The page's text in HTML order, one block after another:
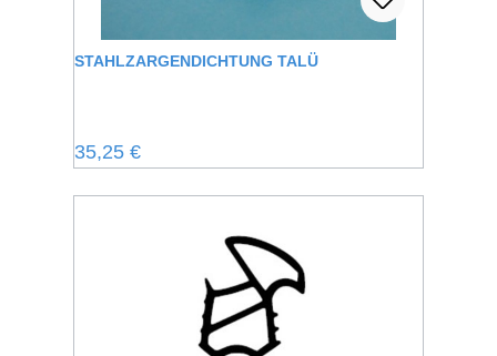
STAHLZARGENDICHTUNG TALÜ
Regulärer Preis:
35,25 €